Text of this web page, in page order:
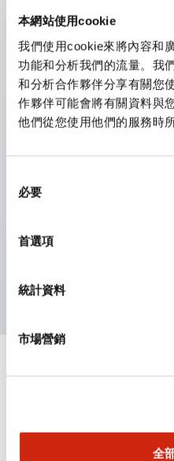
本網站使用cookie
我們使用cookie來將內容和
功能和分析我們的流量。我
和分析合作夥伴分享有關您
作夥伴可能會將有關資料與
他們從您使用他們的服務時
必要
首選項
統計資料
市場營銷
全
主要特點
CS型凸輪開關是方便用於設
泛的操作開關器。
提供72種標準迴路
透過6種形式與接點模組
造。
配備可確認接點狀態的指
手柄可從6種中選擇
文件和檔案
型錄和宣傳手冊 CAD檔 認